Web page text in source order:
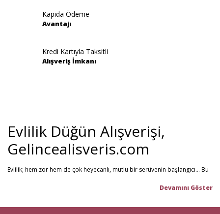
Kapıda Ödeme
Avantajı
Kredi Kartıyla Taksitli
Alışveriş İmkanı
Evlilik Düğün Alışverişi,
Gelincealisveris.com
Evlilik; hem zor hem de çok heyecanlı, mutlu bir serüvenin başlangıcı... Bu
Gelince Alışveriş; 2013 senesinden beri hizmet veren ve müşteri